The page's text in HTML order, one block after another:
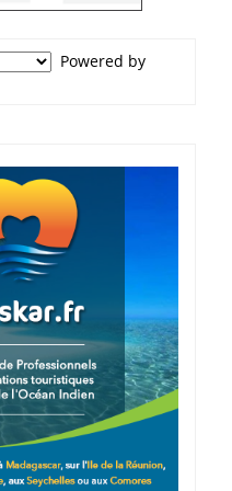
Powered by